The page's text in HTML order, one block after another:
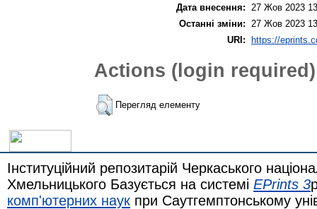
Дата внесення:
27 Жов 2023
Останні зміни:
27 Жов 2023
URI: https://
Actions (login required)
Перегляд елементу
Інституційний репозитарій Черкаського
Хмельницького Базується на системі EPrints 3
комп'ютерних наук при Саутгемптонському